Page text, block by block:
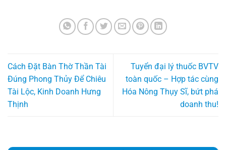
Cách Đặt Bàn Thờ Thần Tài
Đúng Phong Thủy Để Chiêu
Tài Lộc, Kinh Doanh Hưng
Thịnh
Tuyển đại lý thuốc BVTV
toàn quốc – Hợp tác cùng
Hóa Nông Thụy Sĩ, bứt phá
doanh thu!